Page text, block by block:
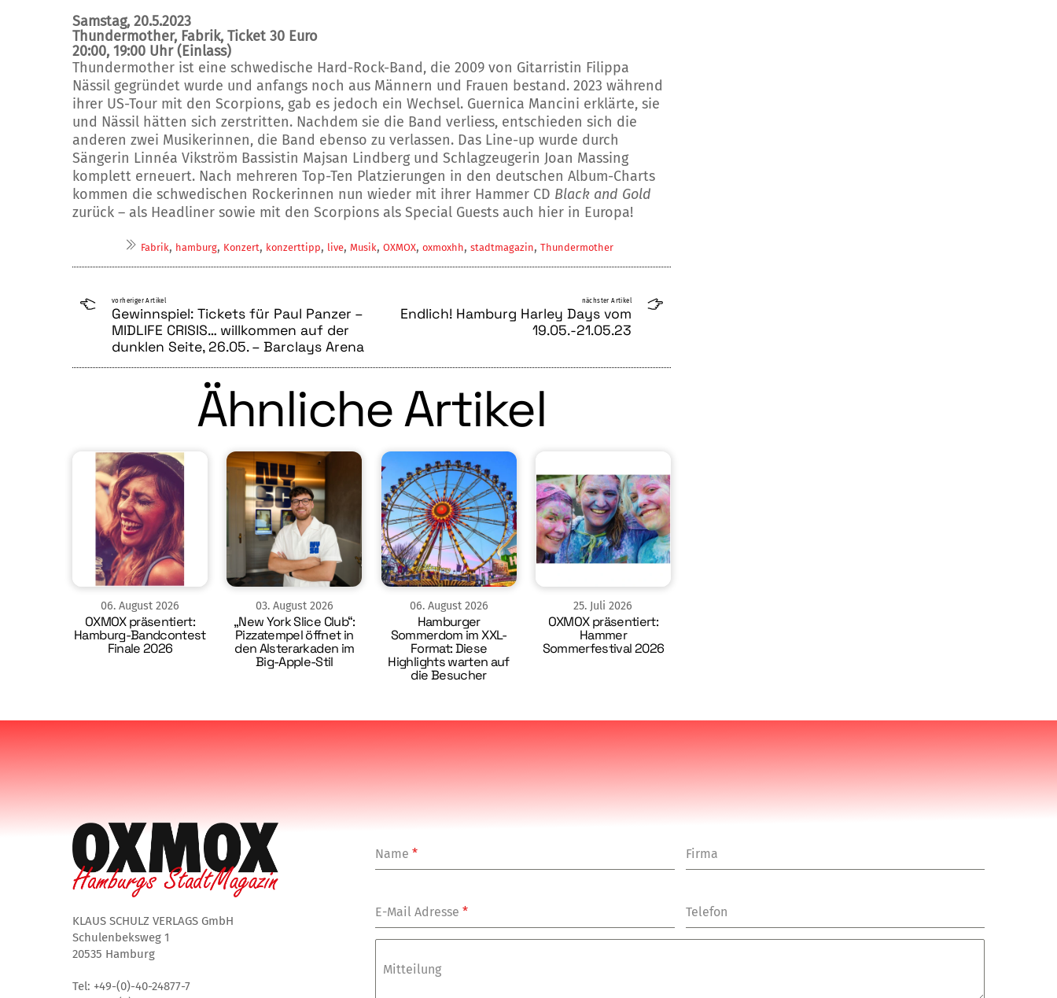
Samstag, 20.5.2023
Thundermother, Fabrik, Ticket 30 Euro
20:00, 19:00 Uhr (Einlass)
Thundermother ist eine schwedische Hard-Rock-Band, die 2009 von Gitarristin Filippa
Nässil gegründet wurde und anfangs noch aus Männern und Frauen bestand. 2023 während
ihrer US-Tour mit den Scorpions, gab es jedoch ein Wechsel. Guernica Mancini erklärte, sie
und Nässil hätten sich zerstritten. Nachdem sie die Band verliess, entschieden sich die
anderen zwei Musikerinnen, die Band ebenso zu verlassen. Das Line-up wurde durch
Sängerin Linnéa Vikström Bassistin Majsan Lindberg und Schlagzeugerin Joan Massing
komplett erneuert. Nach mehreren Top-Ten Platzierungen in den deutschen Album-Charts
kommen die schwedischen Rockerinnen nun wieder mit ihrer Hammer CD Black and Gold
zurück – als Headliner sowie mit den Scorpions als Special Guests auch hier in Europa!
Fabrik, hamburg, Konzert, konzerttipp, live, Musik, OXMOX, oxmoxhh, stadtmagazin, Thundermother
vorheriger Artikel
Gewinnspiel: Tickets für Paul Panzer –
MIDLIFE CRISIS… willkommen auf der
dunklen Seite, 26.05. – Barclays Arena
nächster Artikel
Endlich! Hamburg Harley Days vom
19.05.-21.05.23
Ähnliche Artikel
06. August 2026
OXMOX präsentiert:
Hamburg-Bandcontest
Finale 2026
03. August 2026
„New York Slice Club“:
Pizzatempel öffnet in
den Alsterarkaden im
Big-Apple-Stil
06. August 2026
Hamburger
Sommerdom im XXL-
Format: Diese
Highlights warten auf
die Besucher
25. Juli 2026
OXMOX präsentiert:
Hammer
Sommerfestival 2026
KLAUS SCHULZ VERLAGS GmbH
Schulenbeksweg 1
20535 Hamburg
Tel: +49-(0)-40-24877-7
Name* Firma
E-Mail Adresse* Telefon
Mitteilung